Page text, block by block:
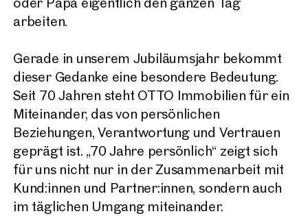
arbeiten.
Gerade in unserem Jubiläumsjahr bekommt
dieser Gedanke eine besondere Bedeutung.
Seit 70 Jahren steht OTTO Immobilien für ein
Miteinander, das von persönlichen
Beziehungen, Verantwortung und Vertrauen
geprägt ist. „70 Jahre persönlich“ zeigt sich
für uns nicht nur in der Zusammenarbeit mit
Kund:innen und Partner:innen, sondern auch
im täglichen Umgang miteinander.